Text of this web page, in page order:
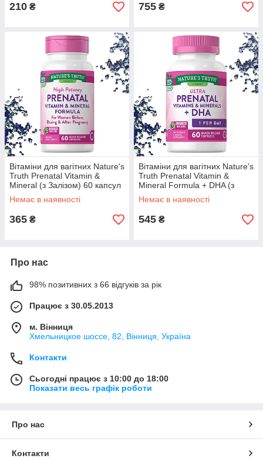
210 ₴ 755 ₴
Вітаміни для вагітних Nature's
Truth Prenatal Vitamin &
Mineral (з Залізом) 60 капсул
Немає в наявності
365 ₴
Вітаміни для вагітних Nature's
Truth Prenatal Vitamin &
Mineral Formula + DHA (з
Залізом) 60 гелевих капсул
Немає в наявності
545 ₴
Про нас
98% позитивних з 66 відгуків за рік
Працює з 30.05.2013
м. Вінниця
Хмельницкое шоссе, 82, Вінниця, Україна
Контакти
Сьогодні працює з 10:00 до 18:00
Показати весь графік роботи
Про нас
Контакти